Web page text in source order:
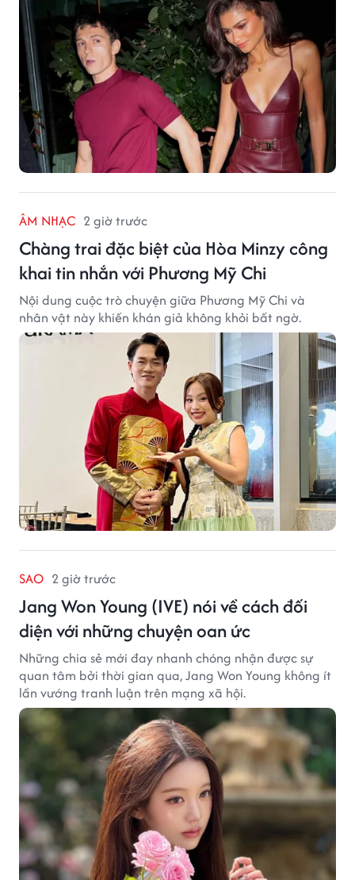
ÂM NHẠC 2 giờ trước
Chàng trai đặc biệt của Hòa Minzy công
khai tin nhắn với Phương Mỹ Chi
Nội dung cuộc trò chuyện giữa Phương Mỹ Chi và
nhân vật này khiến khán giả không khỏi bất ngờ.
SAO 2 giờ trước
Jang Won Young (IVE) nói về cách đối
diện với những chuyện oan ức
Những chia sẻ mới đay nhanh chóng nhận được sự
quan tâm bởi thời gian qua, Jang Won Young không ít
lần vướng tranh luận trên mạng xã hội.